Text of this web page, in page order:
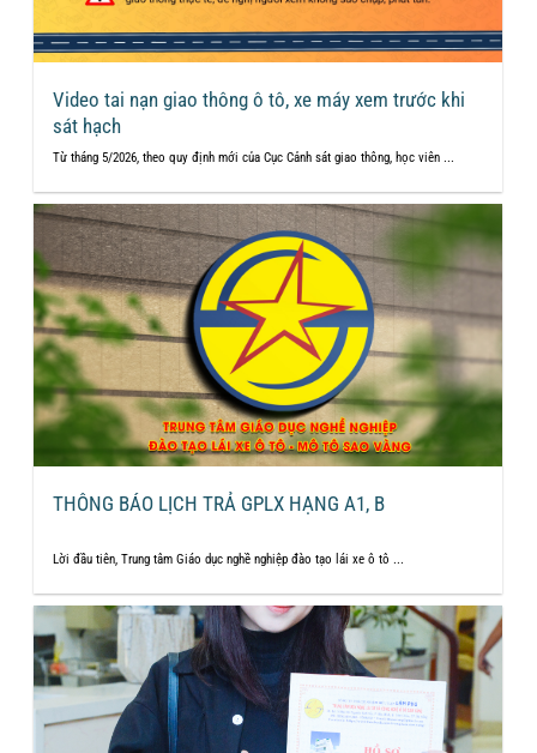
Video tai nạn giao thông ô tô, xe máy xem trước khi
sát hạch
Từ tháng 5/2026, theo quy định mới của Cục Cảnh sát giao thông, học viên ...
THÔNG BÁO LỊCH TRẢ GPLX HẠNG A1, B
Lời đầu tiên, Trung tâm Giáo dục nghề nghiệp đào tạo lái xe ô tô ...